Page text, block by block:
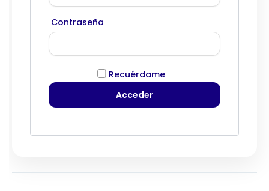
Contraseña
Recuérdame